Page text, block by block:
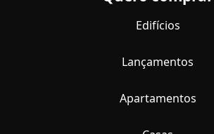
Edifícios
Lançamentos
Apartamentos